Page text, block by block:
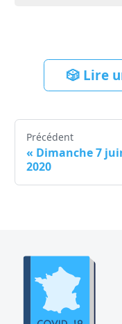
🎲 Lire
Précédent
« Dimanche 7
2020